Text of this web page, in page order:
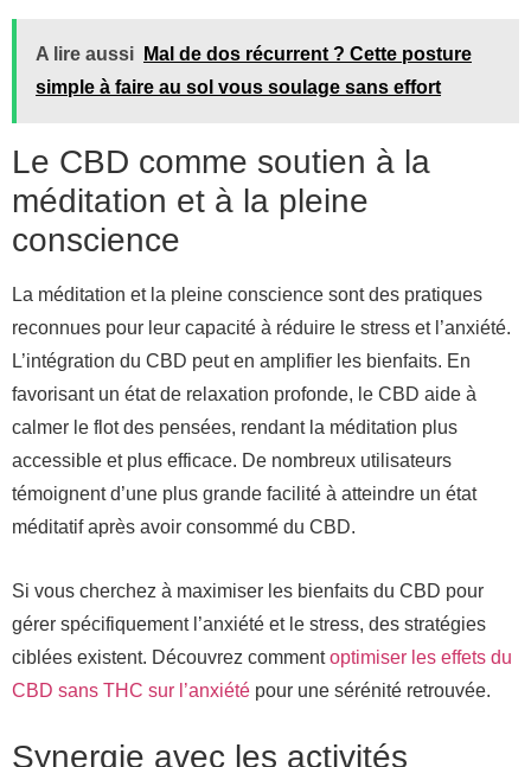
A lire aussi
Mal de dos récurrent ? Cette posture
simple à faire au sol vous soulage sans effort
Le CBD comme soutien à la
méditation et à la pleine
conscience
La méditation et la pleine conscience sont des pratiques
reconnues pour leur capacité à réduire le stress et l’anxiété.
L’intégration du CBD peut en amplifier les bienfaits. En
favorisant un état de relaxation profonde, le CBD aide à
calmer le flot des pensées, rendant la méditation plus
accessible et plus efficace. De nombreux utilisateurs
témoignent d’une plus grande facilité à atteindre un état
méditatif après avoir consommé du CBD.
Si vous cherchez à maximiser les bienfaits du CBD pour
gérer spécifiquement l’anxiété et le stress, des stratégies
ciblées existent. Découvrez commentoptimiser les effets du
CBD sans THC sur l’anxiété pour une sérénité retrouvée.
Synergie avec les activités